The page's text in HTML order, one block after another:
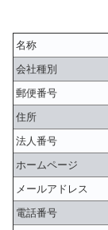
名称
会社種別
郵便番号
住所
法人番号
ホームページ
メールアドレス
電話番号